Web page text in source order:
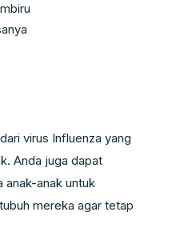
virus Influenza yang
Anda juga dapat
anak-anak untuk
mereka agar tetap